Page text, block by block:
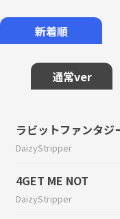
新着順
通常ver
ラビットファンタジ
DaizyStripper
4GET ME NOT
DaizyStripper